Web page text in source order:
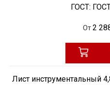
ГОСТ:
От2
Лист инструментальный